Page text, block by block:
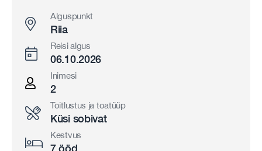
Alguspunkt
Riia
Reisi algus
06.10.2026
Inimesi
2
Toitlustus ja toatüüp
Küsi sobivat
Kestvus
7 ööd